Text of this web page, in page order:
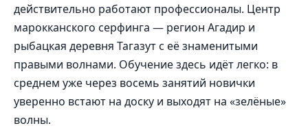
действительно работают профессионалы. Центр
марокканского серфинга — регион Агадир и
рыбацкая деревня Тагазут с её знаменитыми
правыми волнами. Обучение здесь идёт легко: в
среднем уже через восемь занятий новички
уверенно встают на доску и выходят на «зелёные»
волны.